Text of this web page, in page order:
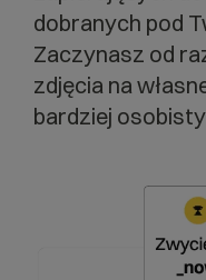
dobranych pod
Zaczynasz od
zdjęcia na
bardziej